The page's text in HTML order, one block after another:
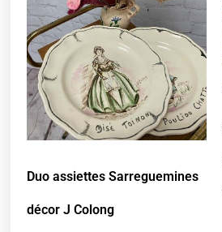
Duo assiettes Sarreguemines
décor J Colong